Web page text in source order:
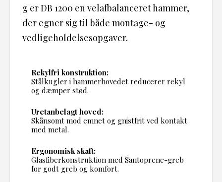
g er DB 1200 en velafbalanceret hammer,
der egner sig til både montage- og
vedligeholdelsesopgaver.
Rekylfri konstruktion:
Stålkugler i hammerhovedet reducerer rekyl
og dæmper stød.
Uretanbelagt hoved:
Skånsomt mod emnet og gnistfrit ved kontakt
med metal.
Ergonomisk skaft:
Glasfiberkonstruktion med Santoprene-greb
for godt greb og komfort.